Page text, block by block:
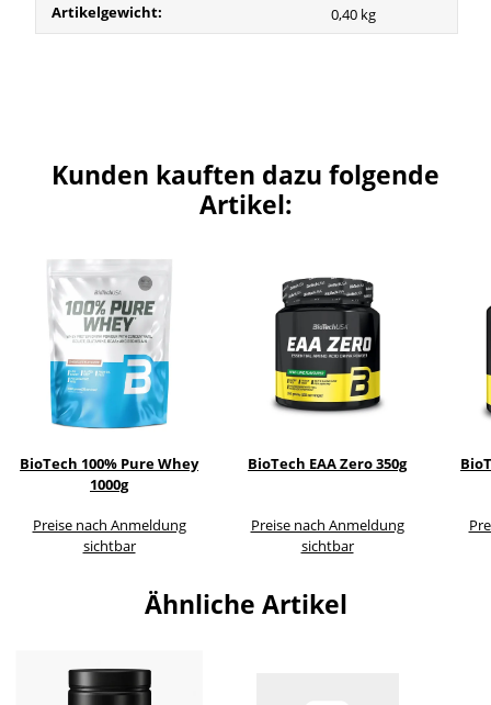
Artikelgewicht:
0,40 kg
Kunden kauften dazu folgende
Artikel:
BioTech 100% Pure Whey
1000g
Preise nach Anmeldung
sichtbar
BioTech EAA Zero 350g
Preise nach Anmeldung
sichtbar
Ähnliche Artikel